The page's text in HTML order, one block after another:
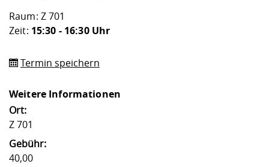
Raum: Z 701
Zeit: 15:30 - 16:30 Uhr
Termin speichern
Weitere Informationen
Ort:
Z 701
Gebühr:
40,00